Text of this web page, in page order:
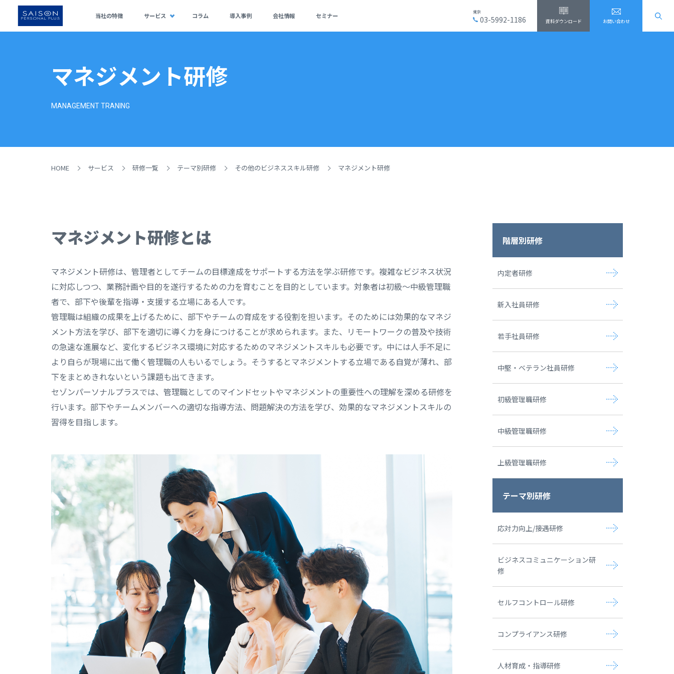
当社の特徴 サービス コラム 導入事例 会社情報 セミナー
東京
03-5992-1186 資料ダウンロード お問い合わせ
マネジメント研修
MANAGEMENT TRANING
HOME サービス 研修一覧 テーマ別研修 その他のビジネススキル研修 マネジメント研修
マネジメント研修とは
マネジメント研修は、管理者としてチームの目標達成をサポートする方法を学ぶ研修です。複雑なビジネス状況
に対応しつつ、業務計画や目的を遂行するための力を育むことを目的としています。対象者は初級～中級管理職
者で、部下や後輩を指導・支援する立場にある人です。
管理職は組織の成果を上げるために、部下やチームの育成をする役割を担います。そのためには効果的なマネジ
メント方法を学び、部下を適切に導く力を身につけることが求められます。また、リモートワークの普及や技術
の急速な進展など、変化するビジネス環境に対応するためのマネジメントスキルも必要です。中には人手不足に
より自らが現場に出て働く管理職の人もいるでしょう。そうするとマネジメントする立場である自覚が薄れ、部
下をまとめきれないという課題も出てきます。
セゾンパーソナルプラスでは、管理職としてのマインドセットやマネジメントの重要性への理解を深める研修を
行います。部下やチームメンバーへの適切な指導方法、問題解決の方法を学び、効果的なマネジメントスキルの
習得を目指します。
階層別研修
内定者研修
新入社員研修
若手社員研修
中堅・ベテラン社員研修
初級管理職研修
中級管理職研修
上級管理職研修
テーマ別研修
応対力向上/接遇研修
ビジネスコミュニケーション研
修
セルフコントロール研修
コンプライアンス研修
人材育成・指導研修